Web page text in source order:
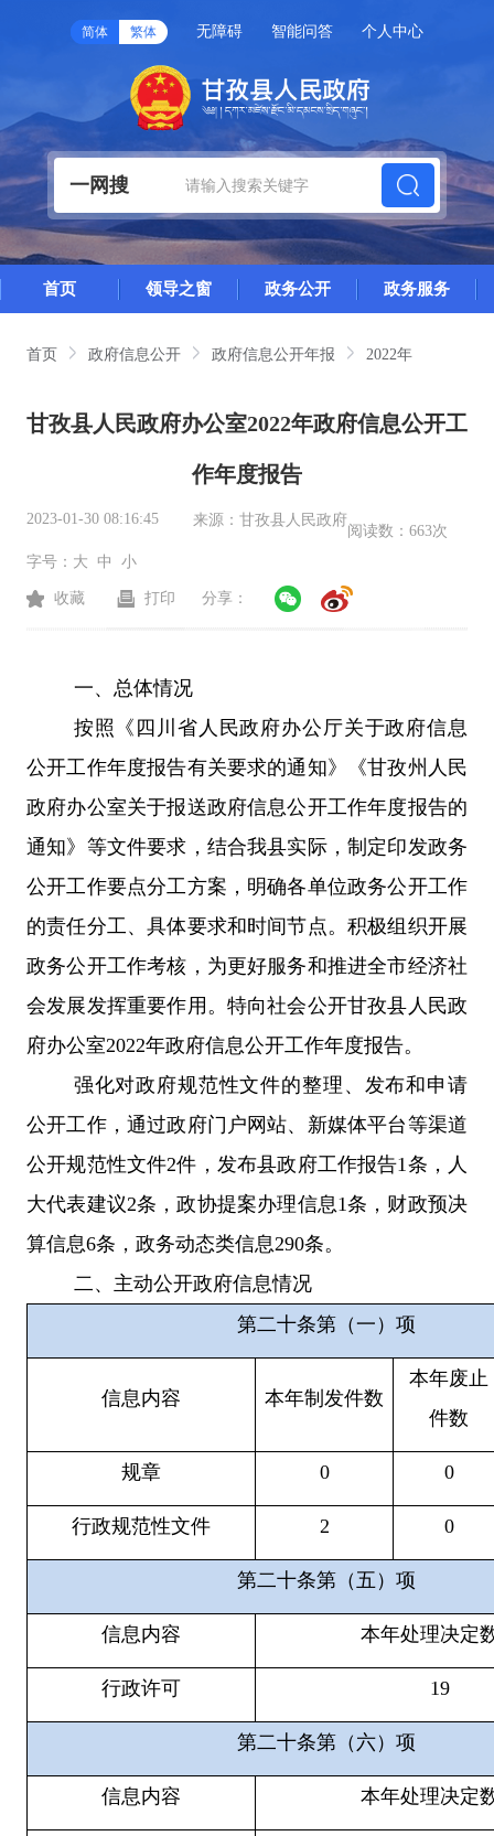
简体 繁体 无障碍 智能问答 个人中心
一网搜
首页 领导之窗 政务公开 政务服务
首页 政府信息公开 政府信息公开年报 2022年
甘孜县人民政府办公室2022年政府信息公开工
作年度报告
2023-01-30 08:16:45 来源： 甘孜县人民政府
阅读数： 663次
字号： 大 中 小
收藏 打印 分享：
一、 总体情况
按照《四川省人民政府办公厅关于政府信息
公开工作年度报告有关要求的通知》《甘孜州人民
政府办公室关于报送政府信息公开工作年度报告的
通知》等文件要求，结合我县实际，制定印发政务
公开工作要点分工方案，明确各单位政务公开工作
的责任分工、具体要求和时间节点。积极组织开展
政务公开工作考核，为更好服务和推进全市经济社
会发展发挥重要作用。特向社会公开甘孜县人民政
府办公室2022年政府信息公开工作年度报告。
强化对政府规范性文件的整理、发布和申请
公开工作，通过政府门户网站、新媒体平台等渠道
公开规范性文件2件，发布县政府工作报告1条，人
大代表建议2条，政协提案办理信息1条，财政预决
算信息6条，政务动态类信息290条。
二、主动公开政府信息情况
第二十条第（一）项
信息内容 本年制发件数
本年废止
件数
规章 0 0
行政规范性文件 2 0
第二十条第（五）项
信息内容 本年处理决定
行政许可 19
第二十条第（六）项
信息内容 本年处理决定